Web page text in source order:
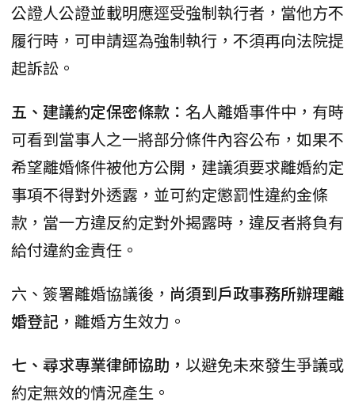
公證人公證並載明應逕受強制執行者，當他方不
履行時，可申請逕為強制執行，不須再向法院提
起訴訟。
五、建議約定保密條款： 名人離婚事件中，有時
可看到當事人之一將部分條件內容公布，如果不
希望離婚條件被他方公開，建議須要求離婚約定
事項不得對外透露，並可約定懲罰性違約金條
款，當一方違反約定對外揭露時，違反者將負有
給付違約金責任。
六、簽署離婚協議後， 尚須到戶政事務所辦理離
婚登記， 離婚方生效力。
七、尋求專業律師協助， 以避免未來發生爭議或
約定無效的情況產生。